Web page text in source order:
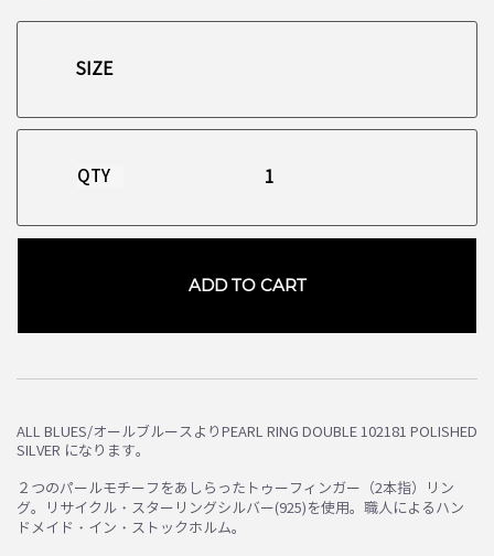
QTY
ADD TO CART
ALL BLUES/オールブルースよりPEARL RING DOUBLE 102181 POLISHED
SILVER になります。
２つのパールモチーフをあしらったトゥーフィンガー（2本指）リン
グ。リサイクル・スターリングシルバー(925)を使用。職人によるハン
ドメイド・イン・ストックホルム。